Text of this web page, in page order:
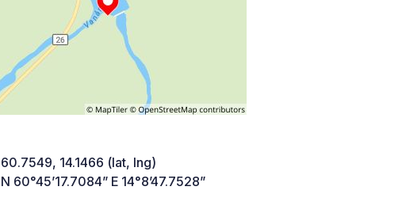
60.7549, 14.1466 (lat, lng)
N 60°45’17.7084” E 14°8’47.7528”